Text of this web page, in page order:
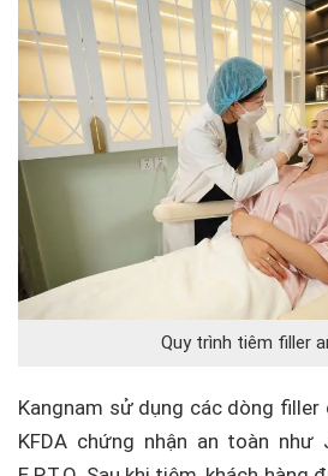
Quy trình tiêm filler
Kangnam sử dụng các dòng filler
KFDA chứng nhận an toàn như